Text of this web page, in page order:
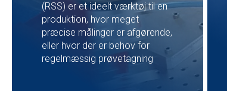
(RSS) er et ideelt værktøj til en
produktion, hvor meget
præcise målinger er afgørende,
eller hvor der er behov for
regelmæssig prøvetagning